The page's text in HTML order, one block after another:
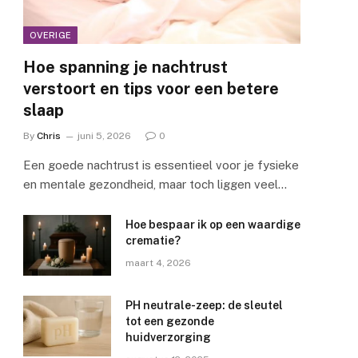
OVERIGE
Hoe spanning je nachtrust
verstoort en tips voor een betere
slaap
By Chris juni 5, 2026 0
Een goede nachtrust is essentieel voor je fysieke
en mentale gezondheid, maar toch liggen veel…
Hoe bespaar ik op een waardige
crematie?
maart 4, 2026
PH neutrale-zeep: de sleutel
tot een gezonde
huidverzorging